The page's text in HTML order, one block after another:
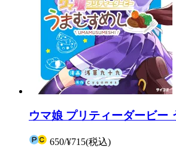
ウマ娘 プリティーダービー
650/¥715(税込)